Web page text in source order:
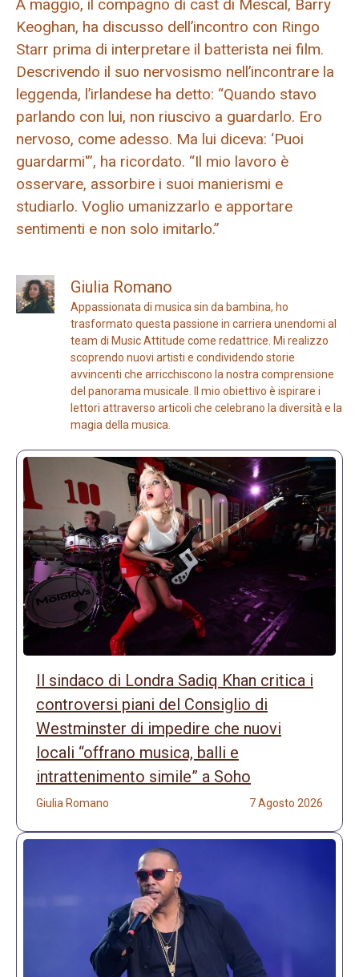
A maggio, il compagno di cast di Mescal, Barry
Keoghan, ha discusso dell’incontro con Ringo
Starr prima di interpretare il batterista nei film.
Descrivendo il suo nervosismo nell’incontrare la
leggenda, l’irlandese ha detto: “Quando stavo
parlando con lui, non riuscivo a guardarlo. Ero
nervoso, come adesso. Ma lui diceva: ‘Puoi
guardarmi'”, ha ricordato. “Il mio lavoro è
osservare, assorbire i suoi manierismi e
studiarlo. Voglio umanizzarlo e apportare
sentimenti e non solo imitarlo.”
Giulia Romano
Appassionata di musica sin da bambina, ho
trasformato questa passione in carriera unendomi al
team di Music Attitude come redattrice. Mi realizzo
scoprendo nuovi artisti e condividendo storie
avvincenti che arricchiscono la nostra comprensione
del panorama musicale. Il mio obiettivo è ispirare i
lettori attraverso articoli che celebrano la diversità e la
magia della musica.
Il sindaco di Londra Sadiq Khan critica i
controversi piani del Consiglio di
Westminster di impedire che nuovi
locali “offrano musica, balli e
intrattenimento simile” a Soho
Giulia Romano 7 Agosto 2026